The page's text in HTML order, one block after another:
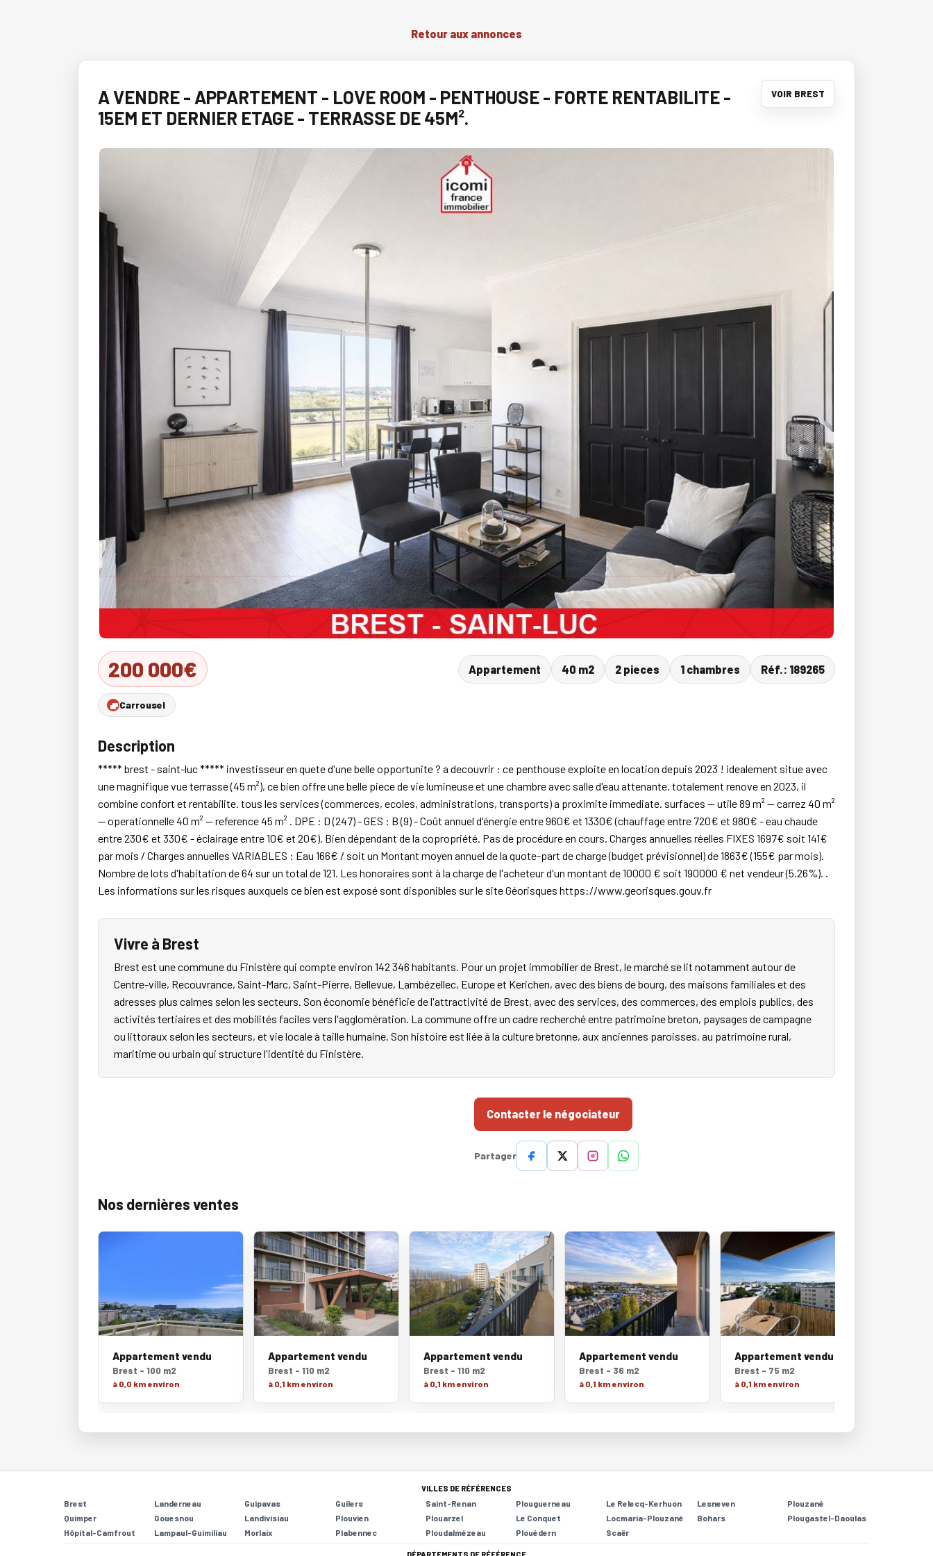
Retour aux annonces
A VENDRE - APPARTEMENT - LOVE ROOM - PENTHOUSE - FORTE RENTABILITE -
15EM ET DERNIER ETAGE - TERRASSE DE 45M².
VOIR BREST
200 000€
Carrousel
Appartement 40 m2 2 pieces 1 chambres Réf.: 189265
Description
***** brest - saint-luc ***** investisseur en quete d'une belle opportunite ? a decouvrir : ce penthouse exploite en location depuis 2023 ! idealement situe avec
une magnifique vue terrasse (45 m²), ce bien offre une belle piece de vie lumineuse et une chambre avec salle d'eau attenante. totalement renove en 2023, il
combine confort et rentabilite. tous les services (commerces, ecoles, administrations, transports) a proximite immediate. surfaces — utile 89 m² — carrez 40 m²
— operationnelle 40 m² — reference 45 m² . DPE : D (247) - GES : B (9) - Coût annuel d'énergie entre 960€ et 1330€ (chauffage entre 720€ et 980€ - eau chaude
entre 230€ et 330€ - éclairage entre 10€ et 20€). Bien dépendant de la copropriété. Pas de procédure en cours. Charges annuelles réelles FIXES 1697€ soit 141€
par mois / Charges annuelles VARIABLES : Eau 166€ / soit un Montant moyen annuel de la quote-part de charge (budget prévisionnel) de 1863€ (155€ par mois).
Nombre de lots d'habitation de 64 sur un total de 121. Les honoraires sont à la charge de l'acheteur d'un montant de 10000 € soit 190000 € net vendeur (5.26%). .
Les informations sur les risques auxquels ce bien est exposé sont disponibles sur le site Géorisques https://www.georisques.gouv.fr
Vivre à Brest
Brest est une commune du Finistère qui compte environ 142 346 habitants. Pour un projet immobilier de Brest, le marché se lit notamment autour de
Centre-ville, Recouvrance, Saint-Marc, Saint-Pierre, Bellevue, Lambézellec, Europe et Kerichen, avec des biens de bourg, des maisons familiales et des
adresses plus calmes selon les secteurs. Son économie bénéficie de l'attractivité de Brest, avec des services, des commerces, des emplois publics, des
activités tertiaires et des mobilités faciles vers l'agglomération. La commune offre un cadre recherché entre patrimoine breton, paysages de campagne
ou littoraux selon les secteurs, et vie locale à taille humaine. Son histoire est liée à la culture bretonne, aux anciennes paroisses, au patrimoine rural,
maritime ou urbain qui structure l'identité du Finistère.
Contacter le négociateur
Partager
Nos dernières ventes
Appartement vendu
Brest - 100 m2
à 0,0 km environ
Appartement vendu
Brest - 110 m2
à 0,1 km environ
Appartement vendu
Brest - 110 m2
à 0,1 km environ
Appartement vendu
Brest - 36 m2
à 0,1 km environ
Appartement vendu
Brest - 75 m2
à 0,1 km environ
VILLES DE RÉFÉRENCES
Brest Landerneau Guipavas Guilers Saint-Renan Plouguerneau Le Relecq-Kerhuon Lesneven
Plouzané
Quimper
Gouesnou Landivisiau Plouvien Plouarzel Le Conquet Locmaria-Plouzané Bohars
Plougastel-Daoulas
Hôpital-Camfrout
Lampaul-Guimiliau Morlaix Plabennec Ploudalmézeau Plouédern Scaër
DÉPARTEMENTS DE RÉFÉRENCE